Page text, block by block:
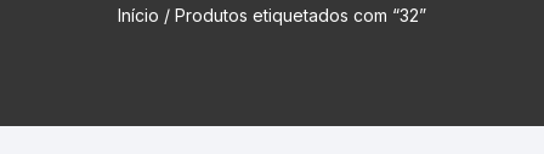
Início / Produtos etiquetados com “32”